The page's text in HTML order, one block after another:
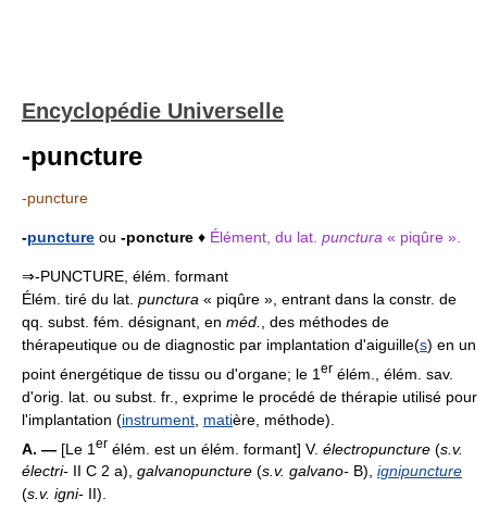
Encyclopédie Universelle
-puncture
-puncture
-puncture ou -poncture ♦ Élément, du lat. punctura « piqûre ».
⇒-PUNCTURE, élém. formant
Élém. tiré du lat. punctura « piqûre », entrant dans la constr. de
qq. subst. fém. désignant, en méd.
, des méthodes de
thérapeutique ou de diagnostic par implantation d'aiguille(s) en un
point énergétique de tissu ou d'organe; le 1 er élém., élém. sav.
d'orig. lat. ou subst. fr., exprime le procédé de thérapie utilisé pour
l'implantation (instrument matière, méthode).
A. — [Le 1 er élém. est un élém. formant] V. électropuncture (s.v.
électri- II C 2 a), galvanopuncture (s.v. galvano- B), ignipuncture
(s.v. igni- II).